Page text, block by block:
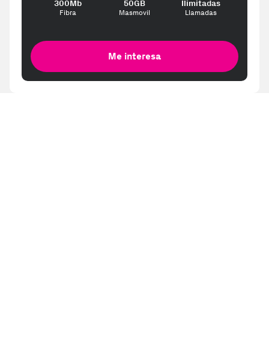
300Mb
Fibra
50GB
Masmovil
Ilimitadas
Llamadas
Me interesa